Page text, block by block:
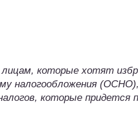
которые хотят
налогообложения
которые придется